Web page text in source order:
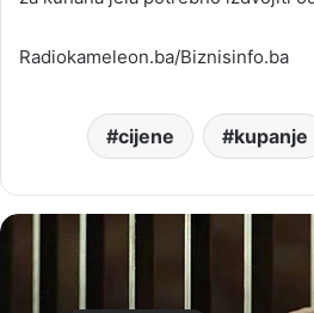
Radiokameleon.ba/Biznisinfo.ba
cijene kupanje